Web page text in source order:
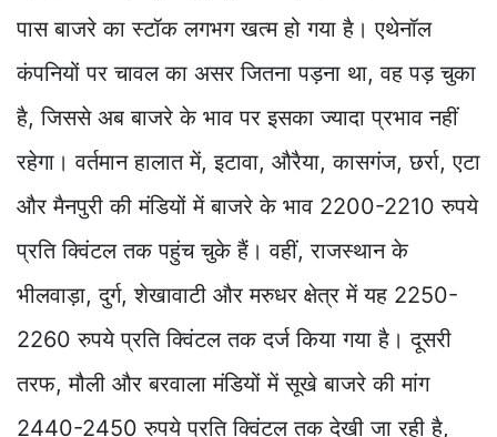
पास बाजरे का स्टॉक लगभग खत्म हो गया है। एथेनॉल
कंपनियों पर चावल का असर जितना पड़ना था, वह पड़ चुका
है, जिससे अब बाजरे के भाव पर इसका ज्यादा प्रभाव नहीं
रहेगा। वर्तमान हालात में, इटावा, औरैया, कासगंज, छर्रा, एटा
और मैनपुरी की मंडियों में बाजरे के भाव 2200-2210 रुपये
प्रति क्विंटल तक पहुंच चुके हैं। वहीं, राजस्थान के
भीलवाड़ा, दुर्ग, शेखावाटी और मरुधर क्षेत्र में यह 2250-
2260 रुपये प्रति क्विंटल तक दर्ज किया गया है। दूसरी
तरफ, मौली और बरवाला मंडियों में सूखे बाजरे की मांग
2440-2450 रुपये प्रति क्विंटल तक देखी जा रही है,